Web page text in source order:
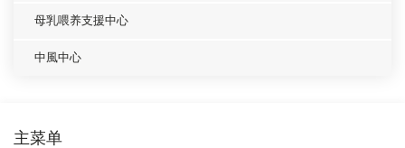
母乳喂养支援中心
中風中心
主菜单